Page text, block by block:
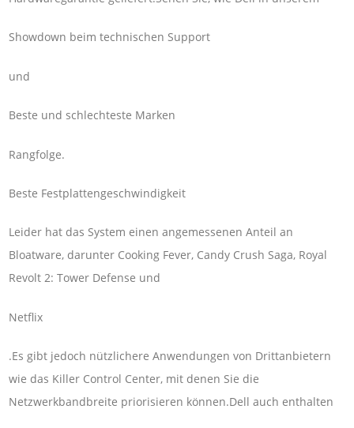
Showdown beim technischen Support
und
Beste und schlechteste Marken
Rangfolge.
Beste Festplattengeschwindigkeit
Leider hat das System einen angemessenen Anteil an
Bloatware, darunter Cooking Fever, Candy Crush Saga, Royal
Revolt 2: Tower Defense und
Netflix
.Es gibt jedoch nützlichere Anwendungen von Drittanbietern
wie das Killer Control Center, mit denen Sie die
Netzwerkbandbreite priorisieren können.Dell auch enthalten